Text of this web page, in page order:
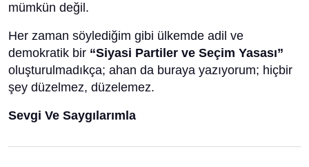
mümkün değil.
Her zaman söylediğim gibi ülkemde adil ve
demokratik bir “Siyasi Partiler ve Seçim Yasası”
oluşturulmadıkça; ahan da buraya yazıyorum; hiçbir
şey düzelmez, düzelemez.
Sevgi Ve Saygılarımla